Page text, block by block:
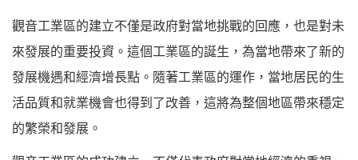
觀音工業區的建立不僅是政府對當地挑戰的回應，也是對未
來發展的重要投資。這個工業區的誕生，為當地帶來了新的
發展機遇和經濟增長點。隨著工業區的運作，當地居民的生
活品質和就業機會也得到了改善，這將為整個地區帶來穩定
的繁榮和發展。